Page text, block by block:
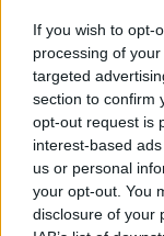
If you wish to opt-
processing of
targeted
section to confirm
opt-out request is
interest-based
us or personal
your opt-out. You
disclosure of your
Πηγές του
υπήρξαν
παραδεχόμενες,
και θα
αλλαγές στα
«Φρένο»